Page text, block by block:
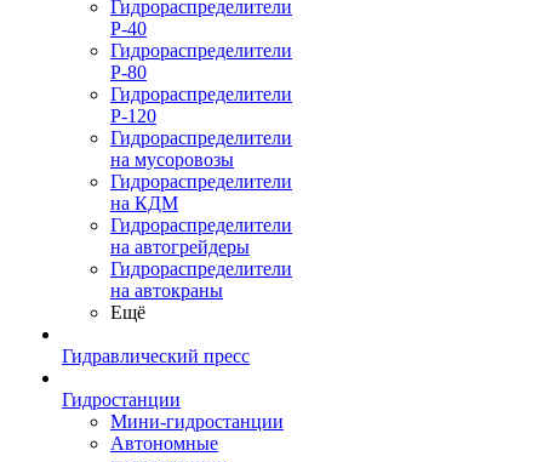
Гидрораспределители
Р-40
Гидрораспределители
Р-80
Гидрораспределители
Р-120
Гидрораспределители
на мусоровозы
Гидрораспределители
на КДМ
Гидрораспределители
на автогрейдеры
Гидрораспределители
на автокраны
Ещё
Гидравлический пресс
Гидростанции
Мини-гидростанции
Автономные